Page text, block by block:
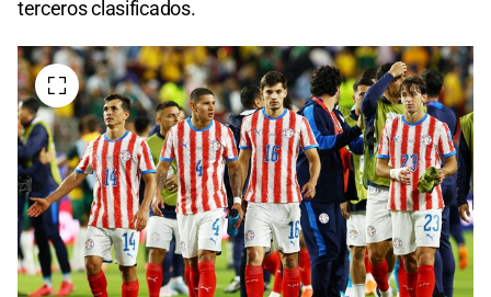
terceros clasificados.